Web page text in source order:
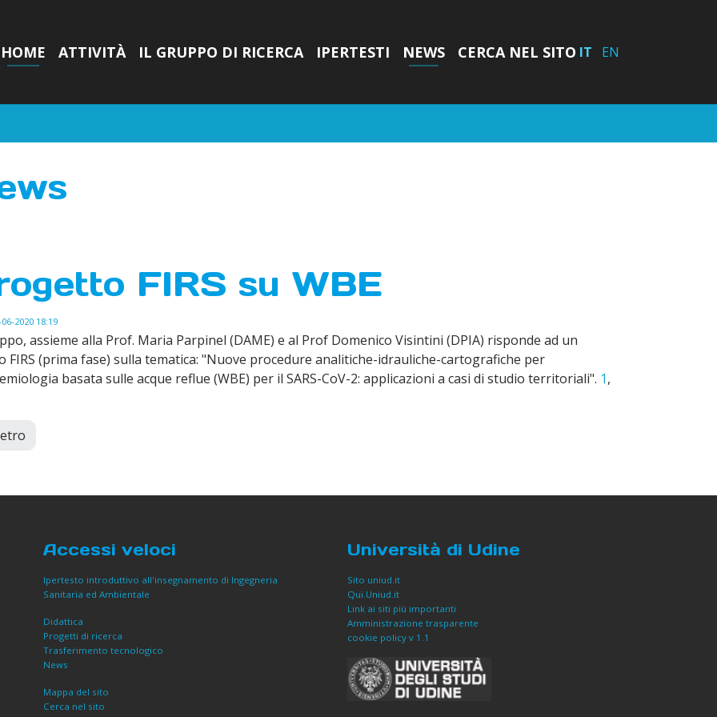
HOME ATTIVITÀ IL GRUPPO DI RICERCA IPERTESTI NEWS CERCA NEL SITO IT EN
FIRS su WBE
06-2020 18:19
assieme alla Prof. Maria Parpinel (DAME) e al Prof Domenico Visintini (DPIA) risponde ad un
FIRS (prima fase) sulla tematica: "Nuove procedure analitiche-idrauliche-cartografiche per
basata sulle acque reflue (WBE) per il SARS-CoV-2: applicazioni a casi di studio territoriali". 1,
Accessi veloci
Ipertesto introduttivo all'insegnamento di Ingegneria
Sanitaria ed Ambientale
Didattica
Progetti di ricerca
Trasferimento tecnologico
News
Mappa del sito
Cerca nel sito
Università di Udine
Sito uniud.it
Qui.Uniud.it
Link ai siti più importanti
Amministrazione trasparente
cookie policy v 1.1